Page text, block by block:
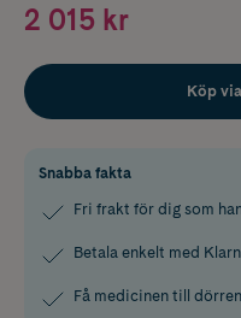
2 015 kr
Köp
Snabba fakta
Fri frakt för dig som
Betala enkelt med
Få medicinen till